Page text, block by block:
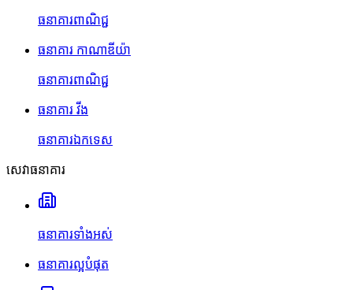
ធនាគារពាណិជ្ជ
ធនាគារ កាណាឌីយ៉ា
ធនាគារពាណិជ្ជ
ធនាគារ វីង
ធនាគារឯកទេស
សេវាធនាគារ
ធនាគារទាំងអស់
ធនាគារល្អបំផុត